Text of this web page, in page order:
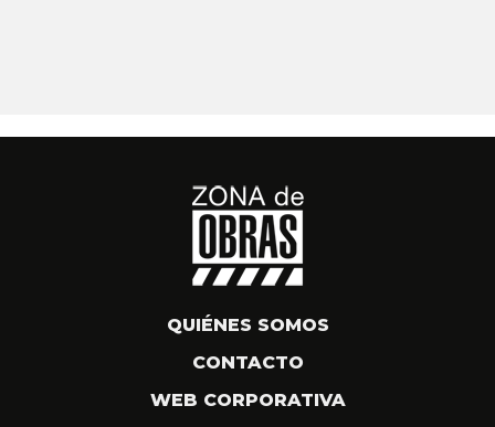
QUIÉNES SOMOS
CONTACTO
WEB CORPORATIVA